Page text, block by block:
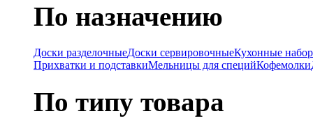
По назначению
Доски разделочныеДоски сервировочныеКухонные
Прихватки и подставкиМельницы для специйКофемолки
По типу товара